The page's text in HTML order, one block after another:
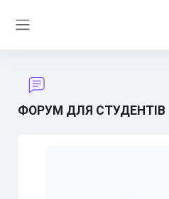
ФОРУМ ДЛЯ СТУДЕНТІВ